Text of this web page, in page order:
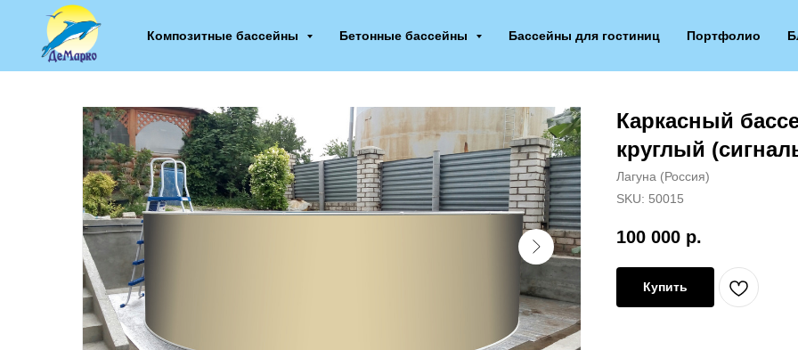
Композитные бассейны Бетонные бассейны Бассейны для гостиниц Портфолио
Каркасный
круглый
Лагуна (Россия)
SKU: 50015
100 000 р.
Купить